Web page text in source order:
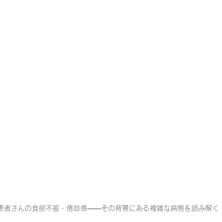
者さんの食欲不振・倦怠感――その背景にある複雑な病態を読み解く